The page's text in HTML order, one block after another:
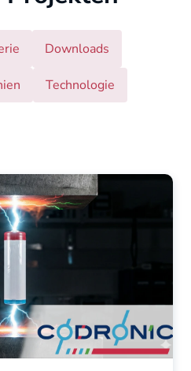
Downloads
Technologie